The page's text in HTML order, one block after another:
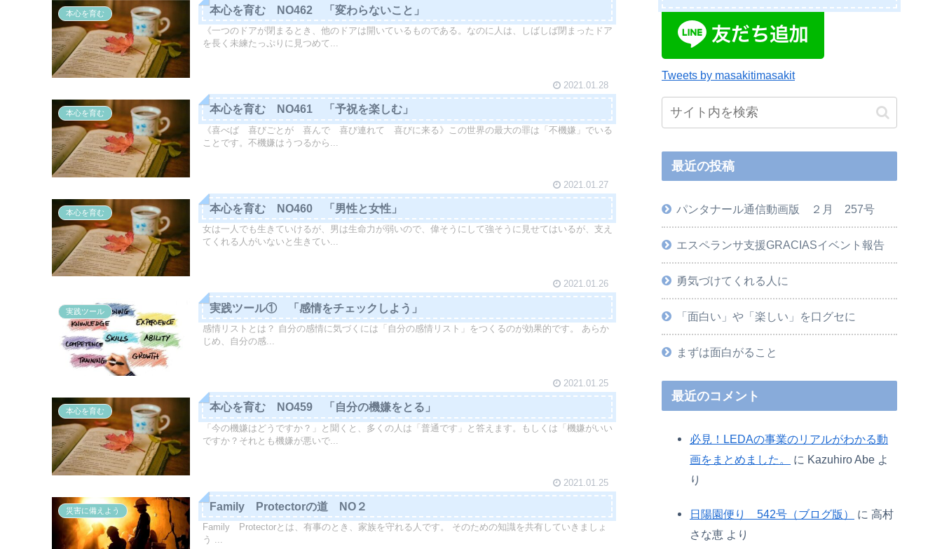
本心を育む 本心を育む NO462 「変わらないこと」
《一つのドアが閉まるとき、他のドアは開いているものである。なのに人は、しばしば閉まったドア
を長く未練たっぷりに見つめて...
2021.01.28
本心を育む 本心を育む NO461 「予祝を楽しむ」
《喜べば 喜びごとが 喜んで 喜び連れて 喜びに来る》この世界の最大の罪は「不機嫌」でいる
ことです。不機嫌はうつるから...
2021.01.27
本心を育む 本心を育む NO460 「男性と女性」
女は一人でも生きていけるが、男は生命力が弱いので、偉そうにして強そうに見せてはいるが、支え
てくれる人がいないと生きてい...
2021.01.26
実践ツール 実践ツール① 「感情をチェックしよう」
感情リストとは？ 自分の感情に気づくには「自分の感情リスト」をつくるのが効果的です。 あらか
じめ、自分の感...
2021.01.25
本心を育む 本心を育む NO459 「自分の機嫌をとる」
「今の機嫌はどうですか？」と聞くと、多くの人は「普通です」と答えます。もしくは「機嫌がいい
ですか？それとも機嫌が悪いで...
2021.01.25
災害に備えよう Family Protectorの道 NO２
Family Protectorとは、有事のとき、家族を守れる人です。 そのための知識を共有していきましょ
う ...
Tweets by masakitimasakit
最近の投稿
パンタナール通信動画版 ２月 257号
エスペランサ支援GRACIASイベント報告
勇気づけてくれる人に
「面白い」や「楽しい」を口グセに
まずは面白がること
最近のコメント
必見！LEDAの事業のリアルがわかる動
画をまとめました。
に Kazuhiro Abe よ
り
日陽園便り 542号（ブログ版） に 高村
さな恵 より